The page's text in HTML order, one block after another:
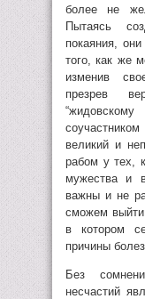
более не
Пытаясь
покаяния,
того, как же
изменив
презрев
великий и
рабом у тех,
мужества и
важны и не
сможем выйти
в котором
причины
Без
несчастий